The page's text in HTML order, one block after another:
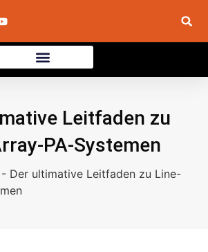
Leitfaden zu
PA-Systemen
- Der ultimative Leitfaden zu Line-